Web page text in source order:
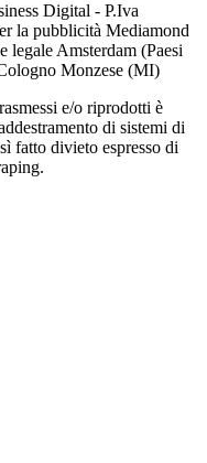
Digital - P.Iva
la pubblicità Mediamond
Amsterdam (Paesi
Monzese (MI)
e/o riprodotti è
di sistemi di
fatto divieto espresso di